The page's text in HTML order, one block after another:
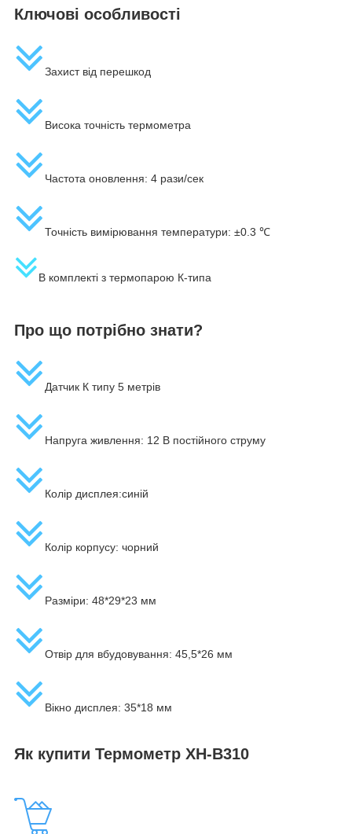
Ключові особливості
Захист від перешкод
Висока точність термометра
Частота оновлення: 4 рази/сек
Точність вимірювання температури: ±0.3 ℃
В комплекті з термопарою К-типа
Про що потрібно знати?
Датчик К типу 5 метрів
Напруга живлення: 12 В постійного струму
Колір дисплея:синій
Колір корпусу: чорний
Разміри: 48*29*23 мм
Отвір для вбудовування: 45,5*26 мм
Вікно дисплея: 35*18 мм
Як купити Термометр XH-B310